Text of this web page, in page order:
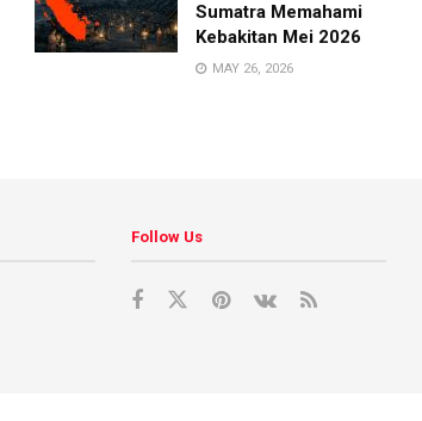
Sumatra Memahami
Kebakitan Mei 2026
MAY 26, 2026
Follow Us